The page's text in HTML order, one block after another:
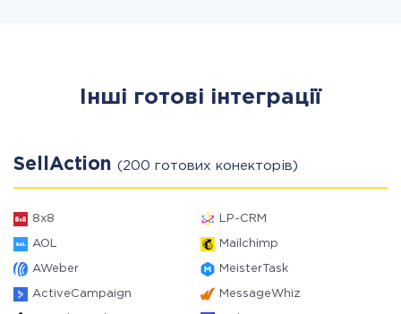
Інші готові інтеграції
SellAction (200 готових конекторів)
8x8 LP-CRM
AOL Mailchimp
AWeber MeisterTask
ActiveCampaign MessageWhiz